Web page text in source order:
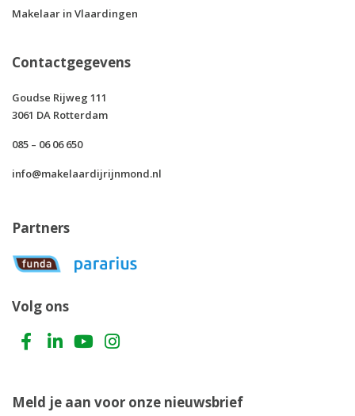
Makelaar in Vlaardingen
Contactgegevens
Goudse Rijweg 111
3061 DA Rotterdam
085 – 06 06 650
info@makelaardijrijnmond.nl
Partners
Volg ons
Meld je aan voor onze nieuwsbrief